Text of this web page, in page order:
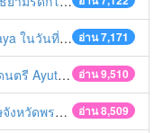
อ่าน 7,171
ธันวาคม 2560
อ่าน 9,510
of the bands
อ่าน 8,509
อยุธยา 2560